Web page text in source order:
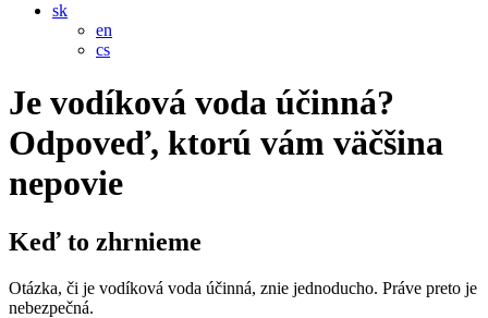
sk
en
cs
Je vodíková voda účinná?
Odpoveď, ktorú vám väčšina
nepovie
Keď to zhrnieme
Otázka, či je vodíková voda účinná, znie jednoducho. Práve preto je
nebezpečná.